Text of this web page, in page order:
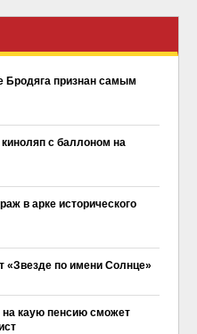
Бродяга признан самым
с баллоном на
в арке исторического
«Звезде по имени Солнце»
каую пенсию сможет